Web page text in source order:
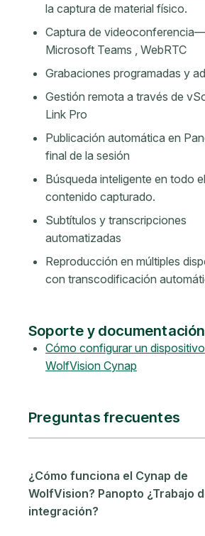
la captura de material físico.
Captura de
Microsoft Teams , WebRTC
Grabaciones programadas y
Gestión remota a través de
Link Pro
Publicación automática en
final de la sesión
Búsqueda inteligente en todo el
contenido capturado.
Subtítulos y transcripciones
automatizadas
Reproducción en múltiples
con transcodificación
Soporte y documentación
Cómo configurar un dispositivo
WolfVision Cynap
Preguntas frecuentes
¿Cómo funciona el Cynap de
WolfVision? Panopto ¿Trabajo
integración?